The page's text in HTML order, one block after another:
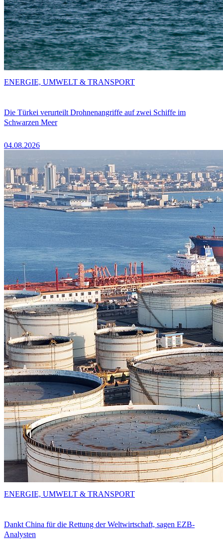
Die Türkei verurteilt Drohnenangriffe auf zwei Schiffe im
Schwarzen Meer
04.08.2026
ENERGIE, UMWELT & TRANSPORT
Dankt China für die Rettung der Weltwirtschaft, sagen EZB-
Analysten
ENERGIE, UMWELT & TRANSPORT